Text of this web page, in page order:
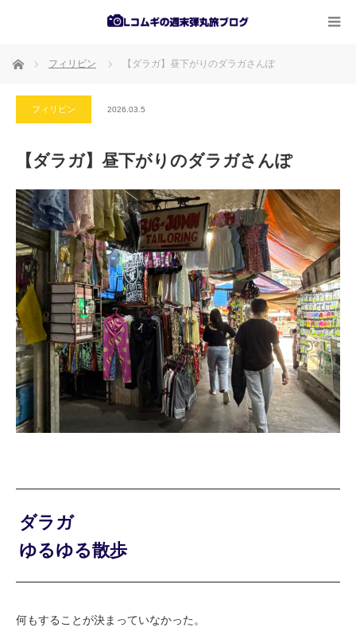
ホーム フィリピン 【ダラガ】昼下がりのダラガさんぽ
フィリピン 2026.03.5
【ダラガ】昼下がりのダラガさんぽ
ダラガ
ゆるゆる散歩
何もすることが決まっていなかった。